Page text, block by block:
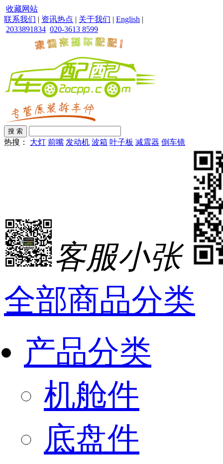
收藏网站
联系我们 | 资讯热点 | 关于我们 | English |
2033891834 020-3613 8599
热搜： 大灯 前嘴 发动机 波箱 叶子板 减震器 倒车镜
客服小张
全部商品分类
产品分类
机舱件
底盘件